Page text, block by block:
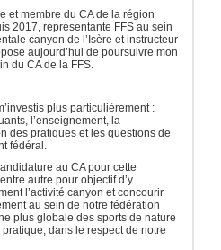
et membre du CA de la région
2017, représentante FFS au sein
canyon de l’Isère et instructeur
aujourd’hui de poursuivre mon
du CA de la FFS.
plus particulièrement :
l’enseignement, la
des pratiques et les questions de
fédéral.
au CA pour cette
autre pour objectif d’y
l’activité canyon et concourir
au sein de notre fédération
plus globale des sports de nature
dans le respect de notre